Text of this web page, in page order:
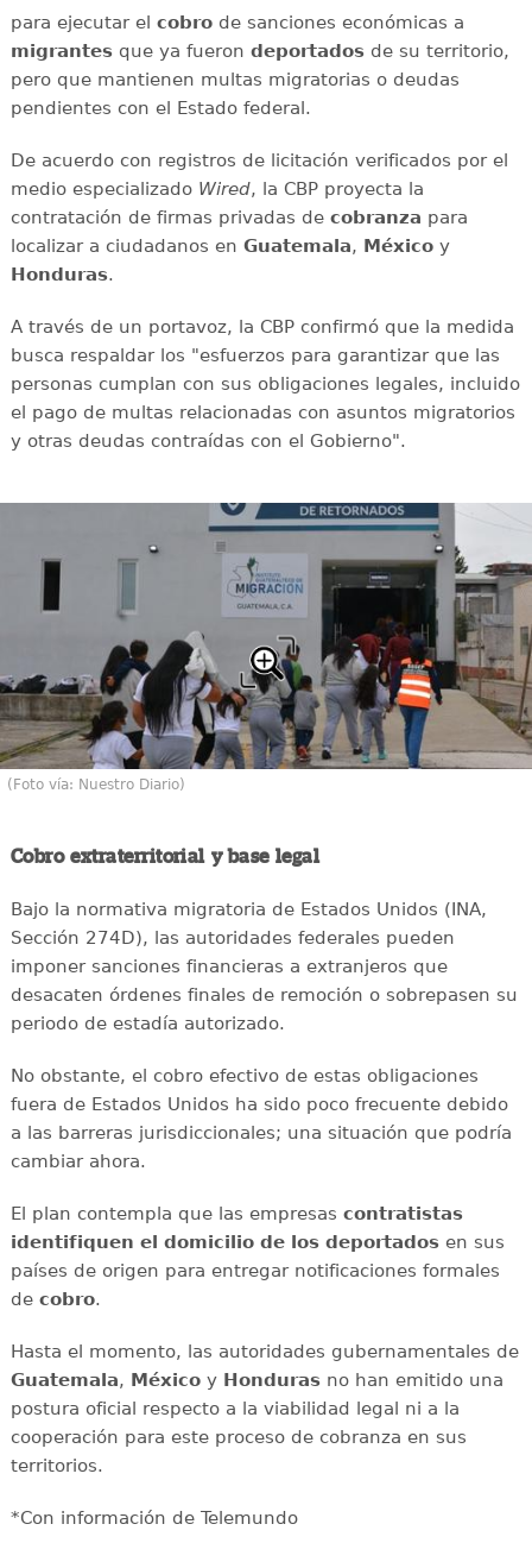
para ejecutar el cobrode sanciones económicas a
migrantesque ya fueron deportadosde su territorio,
pero que mantienen multas migratorias o deudas
pendientes con el Estado federal.
De acuerdo con registros de licitación verificados por el
medio especializado Wired, la CBP proyecta la
contratación de firmas privadas de cobranza para
localizar a ciudadanos en Guatemala, Méxicoy
Honduras.
A través de un portavoz, la CBP confirmó que la medida
busca respaldar los "esfuerzos para garantizar que las
personas cumplan con sus obligaciones legales, incluido
el pago de multas relacionadas con asuntos migratorios
y otras deudas contraídas con el Gobierno".
(Foto vía: Nuestro Diario)
Cobro extraterritorial y base legal
Bajo la normativa migratoria de Estados Unidos (INA,
Sección 274D), las autoridades federales pueden
imponer sanciones financieras a extranjeros que
desacaten órdenes finales de remoción o sobrepasen su
periodo de estadía autorizado.
No obstante, el cobro efectivo de estas obligaciones
fuera de Estados Unidos ha sido poco frecuente debido
a las barreras jurisdiccionales; una situación que podría
cambiar ahora.
El plan contempla que las empresas contratistas
identifiquen el domicilio de los deportadosen sus
países de origen para entregar notificaciones formales
de cobro.
Hasta el momento, las autoridades gubernamentales de
Guatemala, Méxicoy Hondurasno han emitido una
postura oficial respecto a la viabilidad legal ni a la
cooperación para este proceso de cobranza en sus
territorios.
*Con información de Telemundo